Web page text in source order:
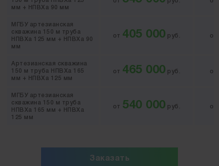
мм + НПВХа 90 мм
МГБУ артезианская
скважина 150 м труба
НПВХа 125 мм + НПВХа 90
мм
от 405 000 руб. от
Артезианская скважина
150 м труба НПВХа 165
мм + НПВХа 125 мм
от 465 000 руб. от
МГБУ артезианская
скважина 150 м труба
НПВХа 165 мм + НПВХа
125 мм
от 540 000 руб. от
Заказать